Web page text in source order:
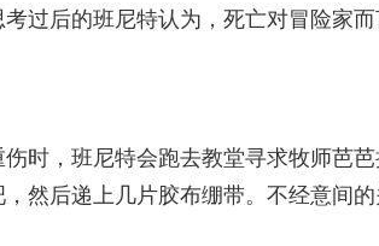
过后的班尼特认为，死亡对冒险家
时，班尼特会跑去教堂寻求牧师芭
然后递上几片胶布绷带。不经意间